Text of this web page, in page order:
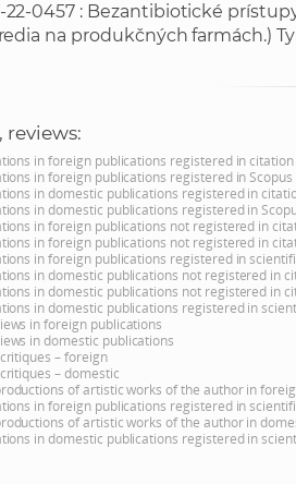
22-0457 : Bezantibiotické
na produkčných farmách.)
reviews:
in foreign publications registered in
in foreign publications registered in Scopus
in domestic publications registered in
in domestic publications registered in
in foreign publications not registered in
in foreign publications not registered in
in foreign publications registered in
in domestic publications not registered in
in domestic publications not registered in
in domestic publications registered in
in foreign publications
in domestic publications
– foreign
– domestic
of artistic works of the author in
in foreign publications registered in
of artistic works of the author in
in domestic publications registered in